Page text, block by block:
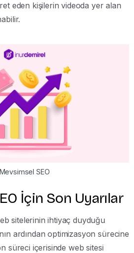
eden kişilerin videoda yer alan
Mevsimsel SEO
İçin Son Uyarılar
sitelerinin ihtiyaç duyduğu
ardından optimizasyon sürecine
süreci içerisinde web sitesi